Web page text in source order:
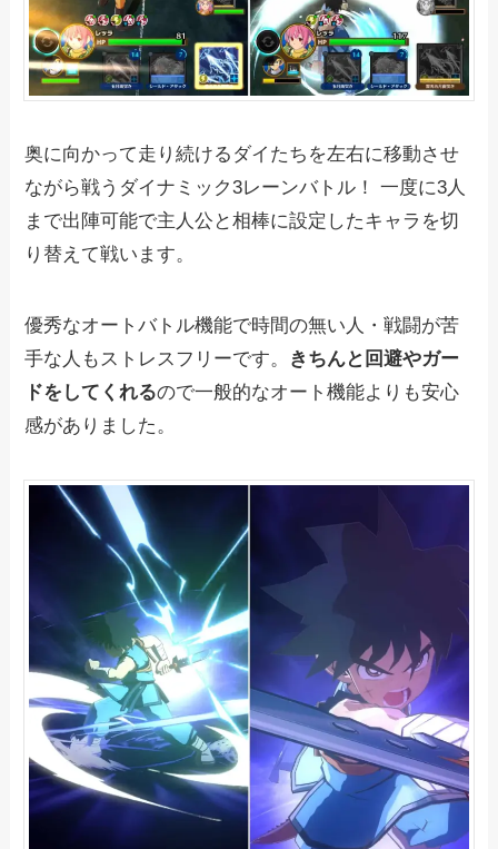
奥に向かって走り続けるダイたちを左右に移動させ
ながら戦うダイナミック3レーンバトル！ 一度に3人
まで出陣可能で主人公と相棒に設定したキャラを切
り替えて戦います。
優秀なオートバトル機能で時間の無い人・戦闘が苦
手な人もストレスフリーです。 きちんと回避やガー
ドをしてくれるので一般的なオート機能よりも安心
感がありました。